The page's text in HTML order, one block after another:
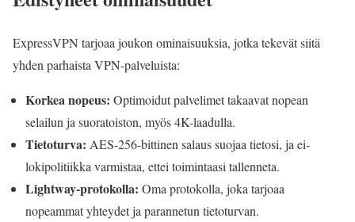
ExpressVPN tarjoaa joukon ominaisuuksia, jotka tekevät siitä
yhden parhaista VPN-palveluista:
Korkea nopeus: Optimoidut palvelimet takaavat nopean
selailun ja suoratoiston, myös 4K-laadulla.
Tietoturva: AES-256-bittinen salaus suojaa tietosi, ja ei-
lokipolitiikka varmistaa, ettei toimintaasi tallenneta.
Lightway-protokolla: Oma protokolla, joka tarjoaa
nopeammat yhteydet ja parannetun tietoturvan.